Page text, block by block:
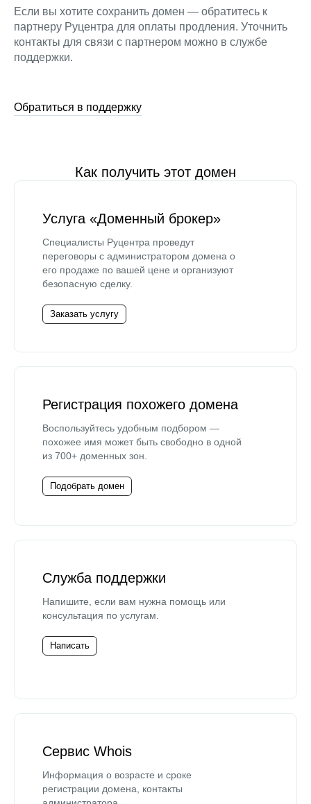
Если вы хотите сохранить домен — обратитесь к
партнеру Руцентра для оплаты продления. Уточнить
контакты для связи с партнером можно в службе
поддержки.
Обратиться в поддержку
Как получить этот домен
Услуга «Доменный брокер»
Специалисты Руцентра проведут
переговоры с администратором домена о
его продаже по вашей цене и организуют
безопасную сделку.
Заказать услугу
Регистрация похожего домена
Воспользуйтесь удобным подбором —
похожее имя может быть свободно в одной
из 700+ доменных зон.
Подобрать домен
Служба поддержки
Напишите, если вам нужна помощь или
консультация по услугам.
Написать
Сервис Whois
Информация о возрасте и сроке
регистрации домена, контакты